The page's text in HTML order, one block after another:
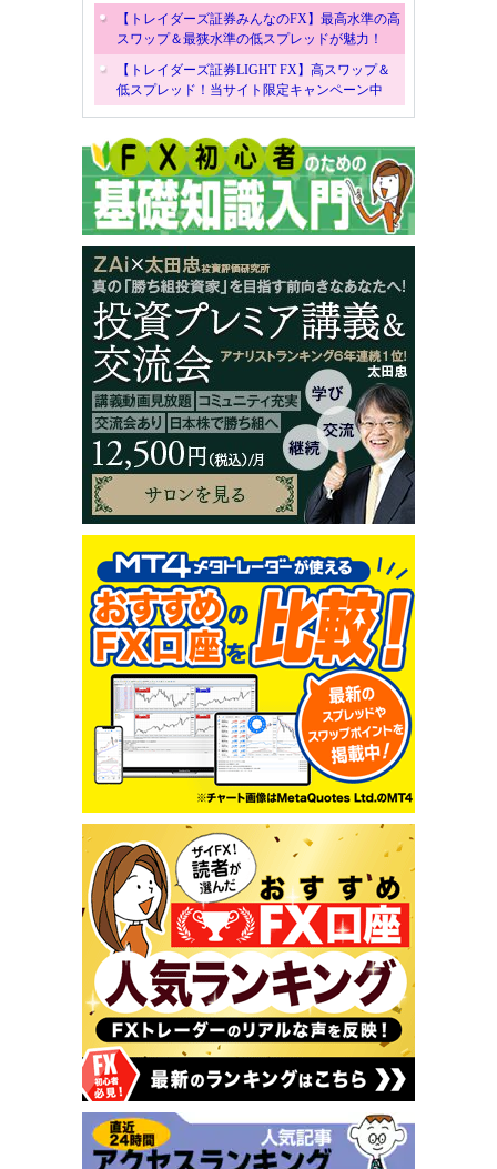
【トレイダーズ証券みんなのFX】最高水準の高
スワップ＆最狭水準の低スプレッドが魅力！
【トレイダーズ証券LIGHT FX】高スワップ＆
低スプレッド！当サイト限定キャンペーン中